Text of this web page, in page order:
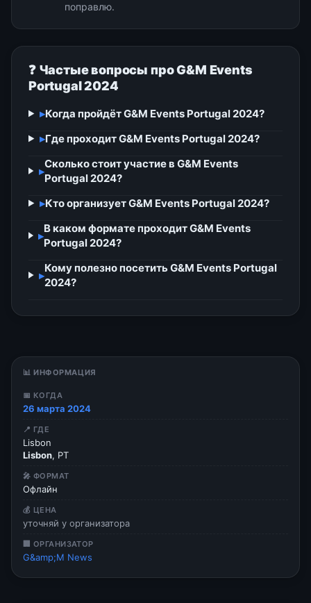
поправлю.
❓ Частые вопросы про G&M Events
Portugal 2024
▸Когда пройдёт G&M Events Portugal 2024?
▸Где проходит G&M Events Portugal 2024?
▸
Сколько стоит участие в G&M Events
Portugal 2024?
▸Кто организует G&M Events Portugal 2024?
▸
В каком формате проходит G&M Events
Portugal 2024?
▸
Кому полезно посетить G&M Events Portugal
2024?
📊 ИНФОРМАЦИЯ
📅 КОГДА
26 марта 2024
📍 ГДЕ
Lisbon
Lisbon, PT
🎤 ФОРМАТ
Офлайн
💰 ЦЕНА
уточняй у организатора
🏢 ОРГАНИЗАТОР
G&amp;M News